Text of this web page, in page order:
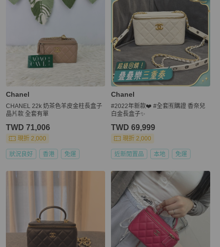
Chanel
CHANEL 22k 奶茶色羊皮金柱長盒子
晶片款 全套有單
TWD 71,006
現折 2,000
狀況良好 香港 免運
Chanel
#2022年新款❤️ #全套🈶購證 香奈兒
白金長盒子✨
TWD 69,999
現折 2,000
近新閒置品 本地 免運